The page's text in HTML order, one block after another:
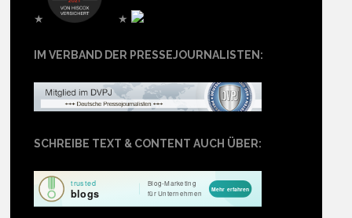
★ ★
IM VERBAND DER PRESSEJOURNALISTEN:
SCHREIBE TEXT & CONTENT AUCH ÜBER: